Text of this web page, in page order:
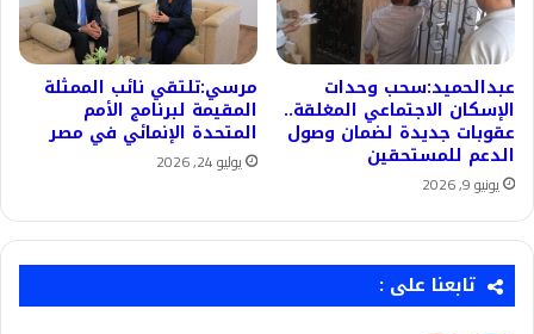
عبدالحميد:سحب وحدات
الإسكان الاجتماعي المغلقة..
عقوبات جديدة لضمان وصول
الدعم للمستحقين
يونيو 9, 2026
مرسي:تلتقي نائب الممثلة
المقيمة لبرنامج الأمم
المتحدة الإنمائي في مصر
يوليو 24, 2026
تابعنا على :